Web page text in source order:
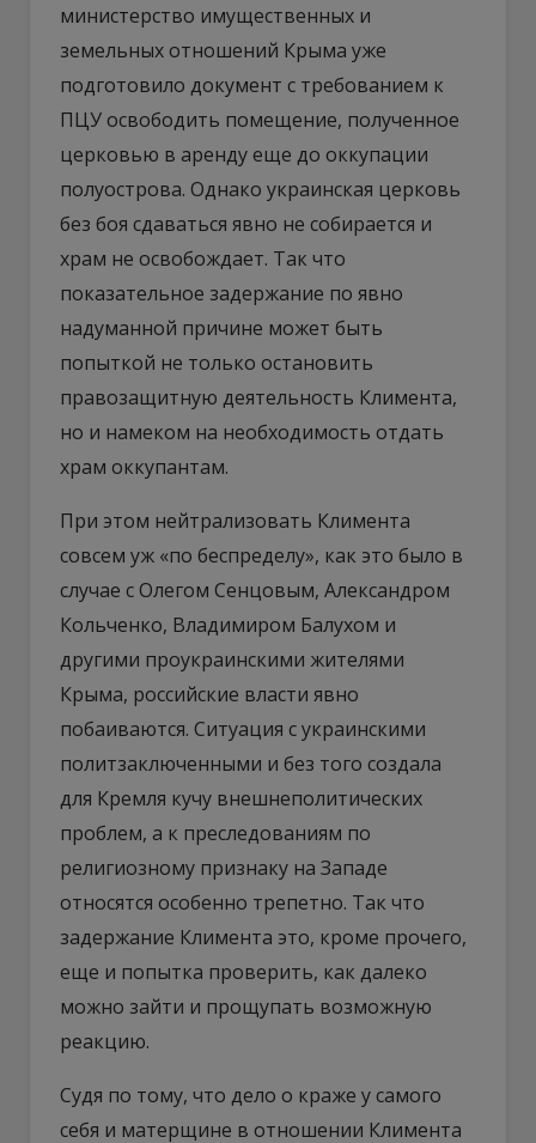
министерство имущественных и
земельных отношений Крыма уже
подготовило документ с требованием к
ПЦУ освободить помещение, полученное
церковью в аренду еще до оккупации
полуострова. Однако украинская церковь
без боя сдаваться явно не собирается и
храм не освобождает. Так что
показательное задержание по явно
надуманной причине может быть
попыткой не только остановить
правозащитную деятельность Климента,
но и намеком на необходимость отдать
храм оккупантам.
При этом нейтрализовать Климента
совсем уж «по беспределу», как это было в
случае с Олегом Сенцовым, Александром
Кольченко, Владимиром Балухом и
другими проукраинскими жителями
Крыма, российские власти явно
побаиваются. Ситуация с украинскими
политзаключенными и без того создала
для Кремля кучу внешнеполитических
проблем, а к преследованиям по
религиозному признаку на Западе
относятся особенно трепетно. Так что
задержание Климента это, кроме прочего,
еще и попытка проверить, как далеко
можно зайти и прощупать возможную
реакцию.
Судя по тому, что дело о краже у самого
себя и матерщине в отношении Климента